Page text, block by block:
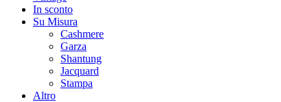
In sconto
Su Misura
Cashmere
Garza
Shantung
Jacquard
Stampa
Altro